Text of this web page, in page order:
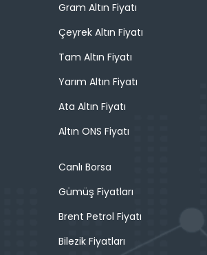
Gram Altın Fiyatı
Çeyrek Altın Fiyatı
Tam Altın Fiyatı
Yarım Altın Fiyatı
Ata Altın Fiyatı
Altın ONS Fiyatı
Canlı Borsa
Gümüş Fiyatları
Brent Petrol Fiyatı
Bilezik Fiyatları